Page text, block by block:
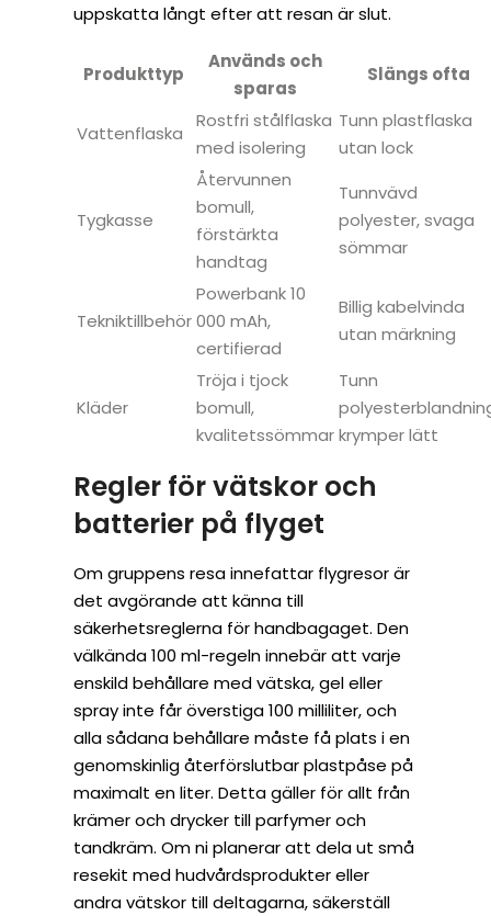
uppskatta långt efter att resan är slut.
Produkttyp
Används och
sparas
Slängs ofta
Vattenflaska
Rostfri stålflaska
med isolering
Tunn plastflaska
utan lock
Tygkasse
Återvunnen
bomull,
förstärkta
handtag
Tunnvävd
polyester, svaga
sömmar
Tekniktillbehör
Powerbank 10
000 mAh,
certifierad
Billig kabelvinda
utan märkning
Kläder
Tröja i tjock
bomull,
kvalitetssömmar
Tunn
krymper lätt
Regler för vätskor och
batterier på flyget
Om gruppens resa innefattar flygresor är
det avgörande att känna till
säkerhetsreglerna för handbagaget. Den
välkända 100 ml-regeln innebär att varje
enskild behållare med vätska, gel eller
spray inte får överstiga 100 milliliter, och
alla sådana behållare måste få plats i en
genomskinlig återförslutbar plastpåse på
maximalt en liter. Detta gäller för allt från
krämer och drycker till parfymer och
tandkräm. Om ni planerar att dela ut små
resekit med hudvårdsprodukter eller
andra vätskor till deltagarna, säkerställ